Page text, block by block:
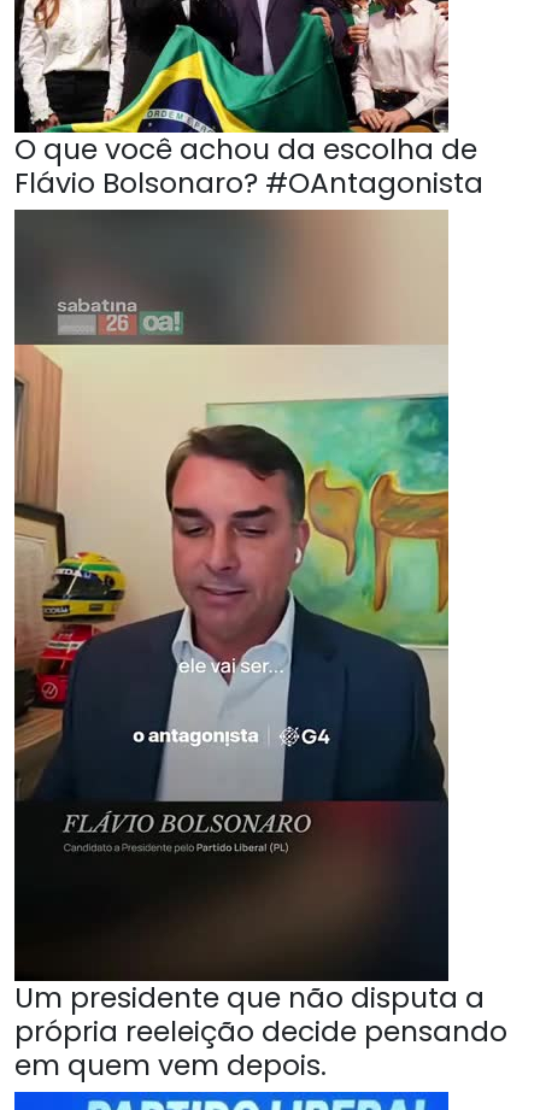
O que você achou da escolha de
Flávio Bolsonaro? #OAntagonista
Um presidente que não disputa a
própria reeleição decide pensando
em quem vem depois.